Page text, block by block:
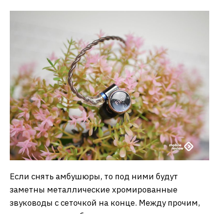
Если снять амбушюры, то под ними будут
заметны металлические хромированные
звуководы с сеточкой на конце. Между прочим,